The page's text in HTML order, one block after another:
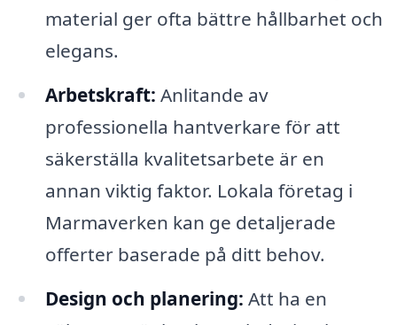
material ger ofta bättre hållbarhet och
elegans.
Arbetskraft: Anlitande av
professionella hantverkare för att
säkerställa kvalitetsarbete är en
annan viktig faktor. Lokala företag i
Marmaverken kan ge detaljerade
offerter baserade på ditt behov.
Design och planering: Att ha en